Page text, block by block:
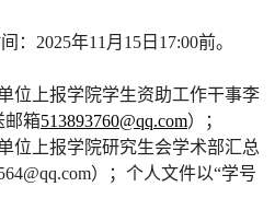
： 2025年11 月 15 日 17:00前。
位上报学院学生资助工作干事李
邮箱513893760@qq.com）；
位上报学院研究生会学术部汇总
）；个人文件以“学号